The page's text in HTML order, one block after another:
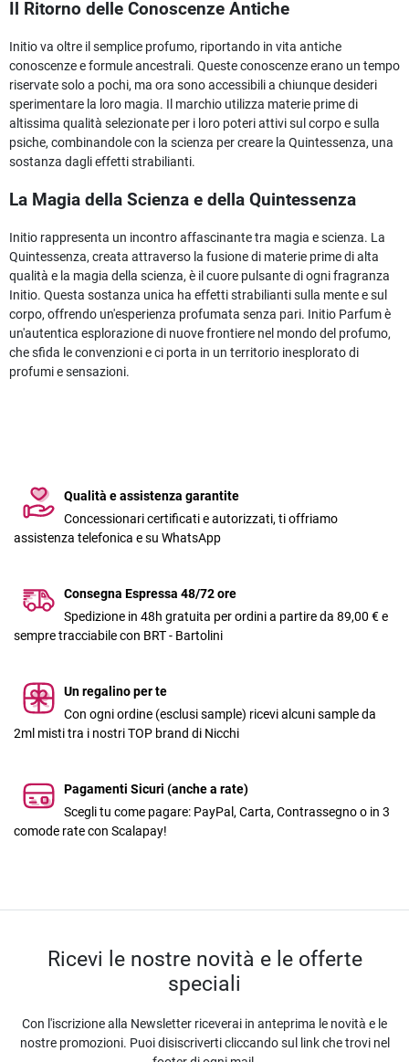
Il Ritorno delle Conoscenze Antiche
Initio va oltre il semplice profumo, riportando in vita antiche
conoscenze e formule ancestrali. Queste conoscenze erano un tempo
riservate solo a pochi, ma ora sono accessibili a chiunque desideri
sperimentare la loro magia. Il marchio utilizza materie prime di
altissima qualità selezionate per i loro poteri attivi sul corpo e sulla
psiche, combinandole con la scienza per creare la Quintessenza, una
sostanza dagli effetti strabilianti.
La Magia della Scienza e della Quintessenza
Initio rappresenta un incontro affascinante tra magia e scienza. La
Quintessenza, creata attraverso la fusione di materie prime di alta
qualità e la magia della scienza, è il cuore pulsante di ogni fragranza
Initio. Questa sostanza unica ha effetti strabilianti sulla mente e sul
corpo, offrendo un'esperienza profumata senza pari. Initio Parfum è
un'autentica esplorazione di nuove frontiere nel mondo del profumo,
che sfida le convenzioni e ci porta in un territorio inesplorato di
profumi e sensazioni.
Qualità e assistenza garantite
Concessionari certificati e autorizzati, ti offriamo
assistenza telefonica e su WhatsApp
Consegna Espressa 48/72 ore
Spedizione in 48h gratuita per ordini a partire da 89,00 € e
sempre tracciabile con BRT - Bartolini
Un regalino per te
Con ogni ordine (esclusi sample) ricevi alcuni sample da
2ml misti tra i nostri TOP brand di Nicchi
Pagamenti Sicuri (anche a rate)
Scegli tu come pagare: PayPal, Carta, Contrassegno o in 3
comode rate con Scalapay!
Ricevi le nostre novità e le offerte
speciali
Con l'iscrizione alla Newsletter riceverai in anteprima le novità e le
nostre promozioni. Puoi disiscriverti cliccando sul link che trovi nel